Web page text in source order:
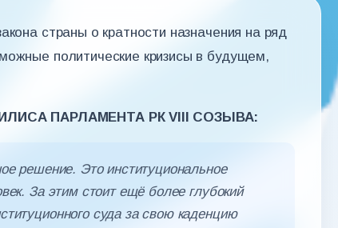
страны о кратности назначения на ряд
политические кризисы в будущем,
ПАРЛАМЕНТА РК VIII СОЗЫВА:
решение. Это институциональное
За этим стоит ещё более глубокий
суда за свою каденцию